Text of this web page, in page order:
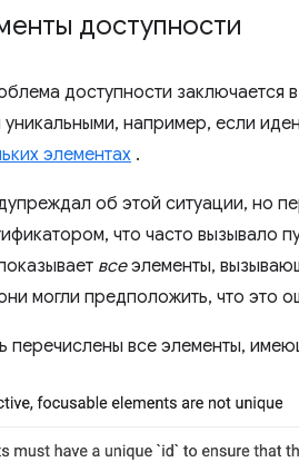
доступности
доступности заключается
например, если
элементах .
об этой ситуации, но
что часто вызывало
всеэлементы,
могли предположить, что это
перечислены все элементы,